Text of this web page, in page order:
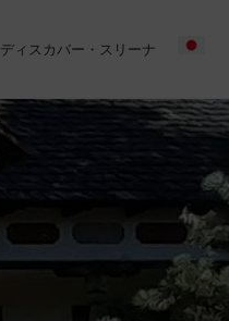
ディスカバー・スリーナ